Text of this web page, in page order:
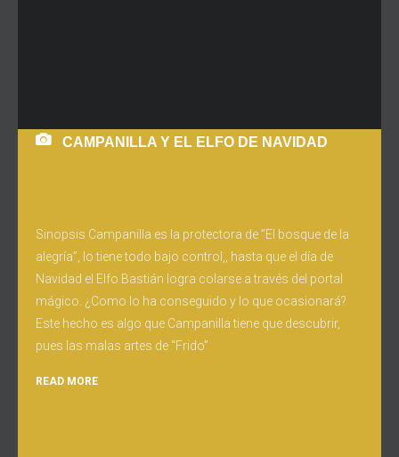
CAMPANILLA Y EL ELFO DE NAVIDAD
Sinopsis Campanilla es la protectora de ”El bosque de la
alegría”, lo tiene todo bajo control,, hasta que el día de
Navidad el Elfo Bastián logra colarse a través del portal
mágico. ¿Como lo ha conseguido y lo que ocasionará?
Este hecho es algo que Campanilla tiene que descubrir,
pues las malas artes de “Frido”
READ MORE